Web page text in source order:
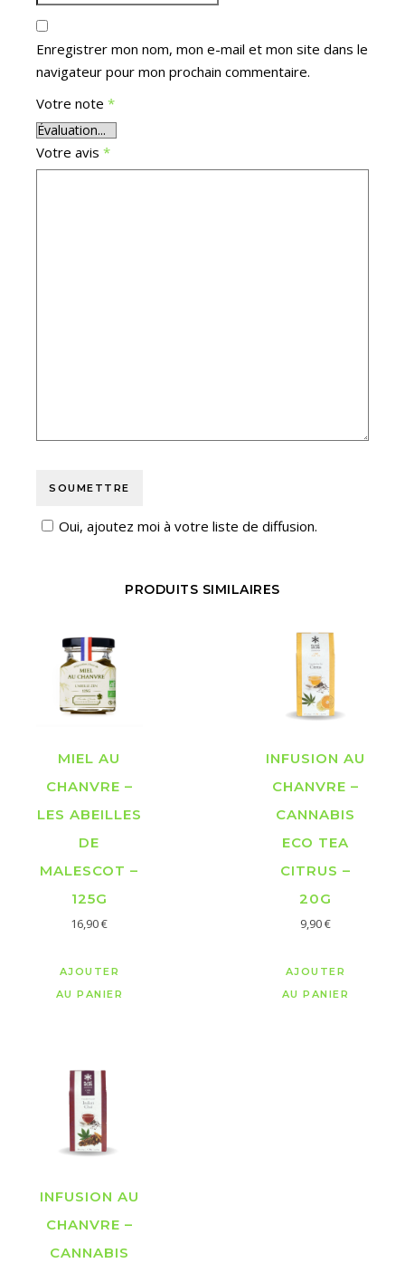
Enregistrer mon nom, mon e-mail et mon site dans le
navigateur pour mon prochain commentaire.
Votre note *
Votre avis *
Oui, ajoutez moi à votre liste de diffusion.
PRODUITS SIMILAIRES
MIEL AU
CHANVRE –
LES ABEILLES
DE
MALESCOT –
125G
16,90€
AJOUTER
AU PANIER
INFUSION AU
CHANVRE –
CANNABIS
ECO TEA
CITRUS –
20G
9,90€
AJOUTER
AU PANIER
INFUSION AU
CHANVRE –
CANNABIS